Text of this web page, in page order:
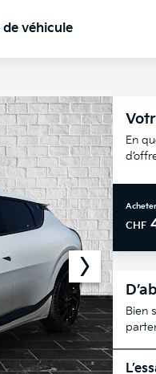
de véhicule
En
CHF
Bien